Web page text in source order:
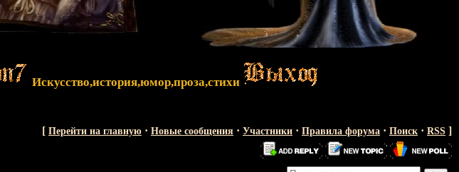
Искусство,история,юмор,проза,стихи
[ Перейти на главную · Новые сообщения · Участники · Правила форума · Поиск · RSS ]